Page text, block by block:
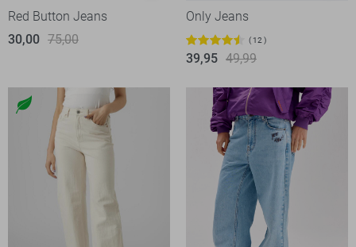
Red Button Jeans
30,00 75,00
Only Jeans
12
39,95 49,99